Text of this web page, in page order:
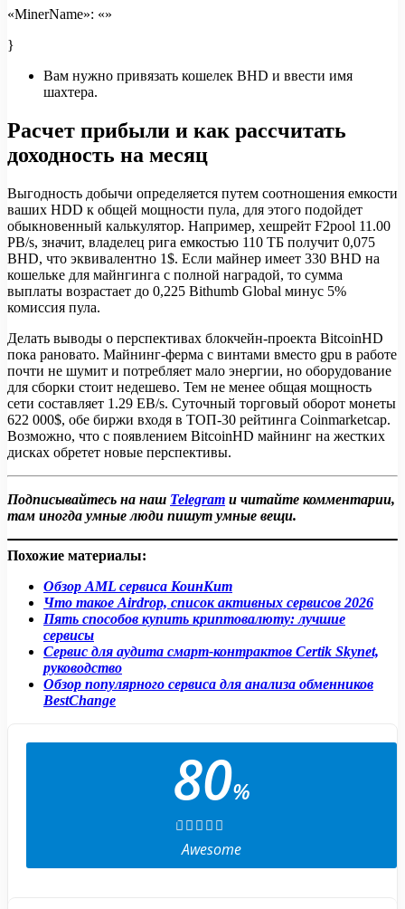
«MinerName»: «»
}
Вам нужно привязать кошелек BHD и ввести имя
шахтера.
Расчет прибыли и как рассчитать
доходность на месяц
Выгодность добычи определяется путем соотношения емкости
ваших HDD к общей мощности пула, для этого подойдет
обыкновенный калькулятор. Например, хешрейт F2pool 11.00
PB/s, значит, владелец рига емкостью 110 ТБ получит 0,075
BHD, что эквивалентно 1$. Если майнер имеет 330 BHD на
кошельке для майнгинга с полной наградой, то сумма
выплаты возрастает до 0,225 Bithumb Global минус 5%
комиссия пула.
Делать выводы о перспективах блокчейн-проекта BitcoinHD
пока рановато. Майнинг-ферма с винтами вместо gpu в работе
почти не шумит и потребляет мало энергии, но оборудование
для сборки стоит недешево. Тем не менее общая мощность
сети составляет 1.29 EB/s. Суточный торговый оборот монеты
622 000$, обе биржи входя в ТОП-30 рейтинга Coinmarketcap.
Возможно, что с появлением BitcoinHD майнинг на жестких
дисках обретет новые перспективы.
Подписывайтесь на наш Telegram и читайте комментарии,
там иногда умные люди пишут умные вещи.
Похожие материалы:
Обзор AML сервиса КоинКит
Что такое Airdrop, список активных сервисов 2026
Пять способов купить криптовалюту: лучшие
сервисы
Сервис для аудита смарт-контрактов Сertik Skynet,
руководство
Обзор популярного сервиса для анализа обменников
BestChange
80%
Awesome